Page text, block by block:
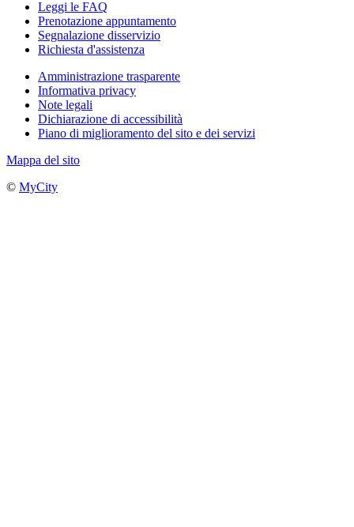
Leggi le FAQ
Prenotazione appuntamento
Segnalazione disservizio
Richiesta d'assistenza
Amministrazione trasparente
Informativa privacy
Note legali
Dichiarazione di accessibilità
Piano di miglioramento del sito e dei servizi
Mappa del sito
© MyCity